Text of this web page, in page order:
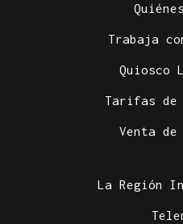
Trabaja
Quiosco
Tarifas de
Venta de
La Región